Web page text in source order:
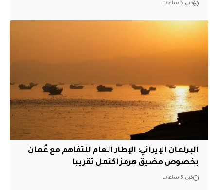
قبل 5 ساعات
البرلمان الإيراني: الإطار العام للتفاهم مع عُمان
بخصوص مضيق هرمز اكتمل تقريبا
قبل 5 ساعات